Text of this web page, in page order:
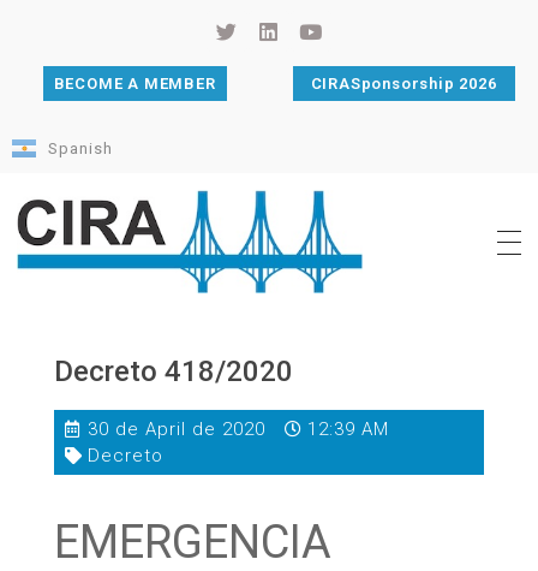
BECOME A MEMBER CIRASponsorship 2026
Spanish
Decreto 418/2020
30 de April de 2020
12:39 AM
Decreto
EMERGENCIA